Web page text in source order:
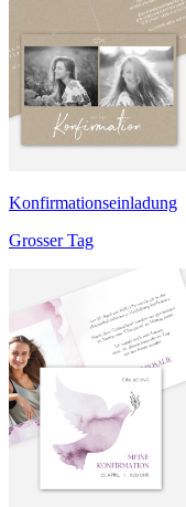
Konfirmationseinladung
Grosser Tag